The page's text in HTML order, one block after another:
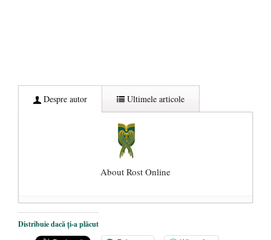
Despre autor Ultimele articole
About Rost Online
Dezvăluiri cutremurătoare despre
președintele Ucrainei, Volodymyr
Distribuie dacă ți-a plăcut